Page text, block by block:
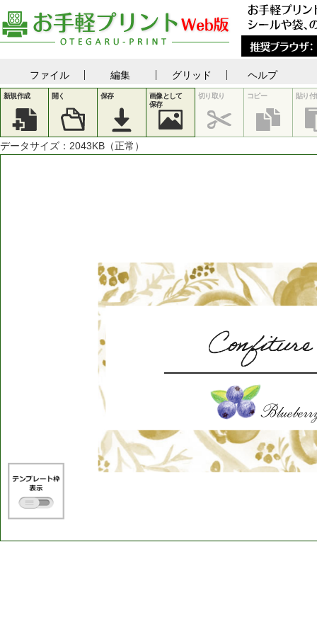
ファイル 編集 グリッド ヘルプ
新規作成 開く 保存
画像として
保存
切り取り コピー 貼り付
データサイズ： 2043KB（正常）